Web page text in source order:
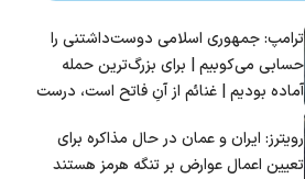
ترامپ: جمهوری اسلامی دوست‌داشتنی را
حسابی می‌کوبیم | برای بزرگ‌ترین حمله
آماده بودیم | غنائم از آنِ فاتح است، درست
رویترز: ایران و عمان در حال مذاکره برای
تعیین اعمال عوارض بر تنگه هرمز هستند